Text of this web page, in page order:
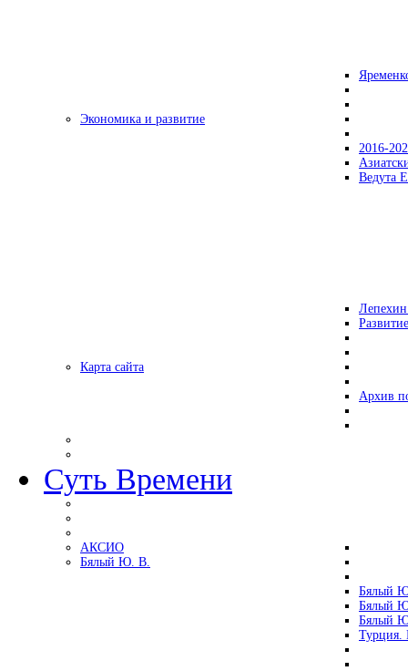
Экономика и развитие
2016-
Ведута
Карта сайта
Архив
Суть Времени
АКСИО
Бялый Ю. В.
Бялый
Бялый
Бялый
Турция.